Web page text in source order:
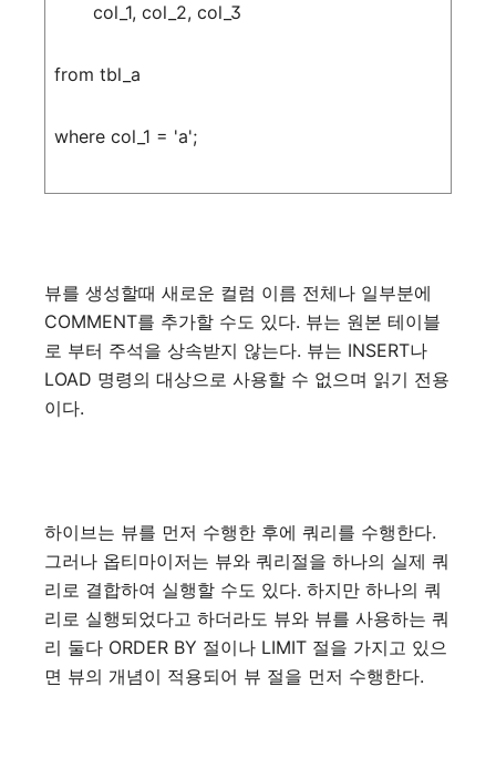
col_1, col_2, col_3
from tbl_a
where col_1 = 'a';
뷰를 생성할때 새로운 컬럼 이름 전체나 일부분에
COMMENT를 추가할 수도 있다. 뷰는 원본 테이블
로 부터 주석을 상속받지 않는다. 뷰는 INSERT나
LOAD 명령의 대상으로 사용할 수 없으며 읽기 전용
이다.
하이브는 뷰를 먼저 수행한 후에 쿼리를 수행한다.
그러나 옵티마이저는 뷰와 쿼리절을 하나의 실제 쿼
리로 결합하여 실행할 수도 있다. 하지만 하나의 쿼
리로 실행되었다고 하더라도 뷰와 뷰를 사용하는 쿼
리 둘다 ORDER BY 절이나 LIMIT 절을 가지고 있으
면 뷰의 개념이 적용되어 뷰 절을 먼저 수행한다.